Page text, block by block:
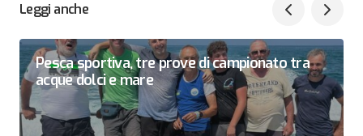
Leggi anche
Pesca sportiva, tre prove di campionato tra
acque dolci e mare